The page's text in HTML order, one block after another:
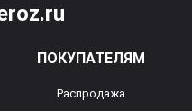
ПОКУПАТЕЛЯМ
Распродажа